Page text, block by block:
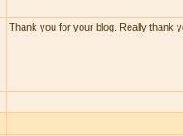
Thank you for your blog. Really thank